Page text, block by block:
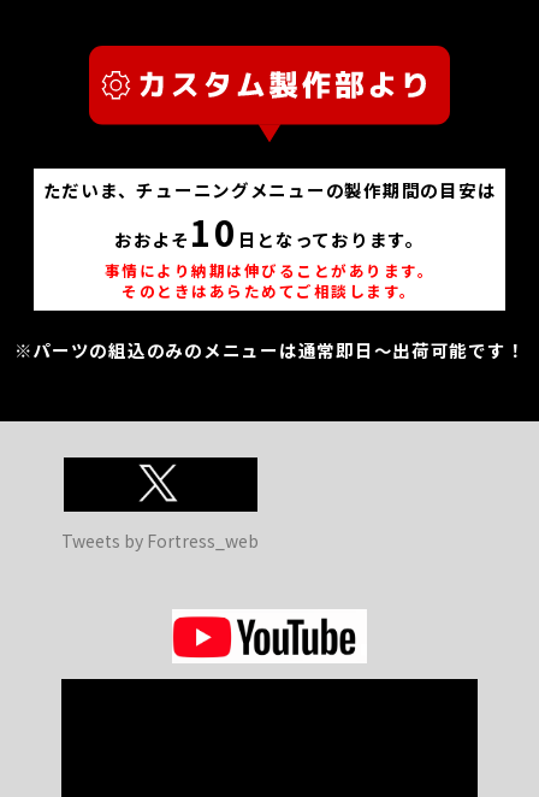
ただいま、チューニングメニューの製作期間の目安は
おおよそ 10 日となっております。
事情により納期は伸びることがあります。
そのときはあらためてご相談します。
※パーツの組込のみのメニューは通常即日～出荷可能です！
Tweets by Fortress_web